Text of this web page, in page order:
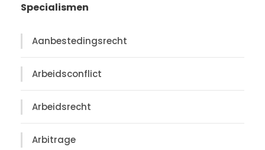
Specialismen
Aanbestedingsrecht
Arbeidsconflict
Arbeidsrecht
Arbitrage